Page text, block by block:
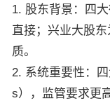
1. 股东背景：四
直接；兴业大股
质。
2. 系统重要性：
s），监管要求更